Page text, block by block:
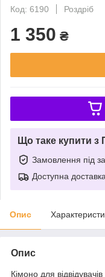
Код: 6190
Роздріб
1 350 ₴
Що таке купити з
Замовлення під
Доступна доставка
Опис
Опис
Кімоно для